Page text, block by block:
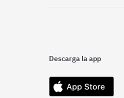
Descarga la app